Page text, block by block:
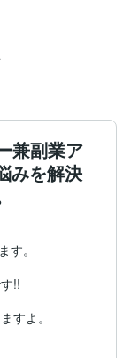
兼副業ア
みを解決
す。
!!
すよ。